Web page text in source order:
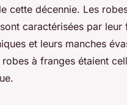
cette décennie. Les
caractérisées par leur
et leurs manches
à franges étaient